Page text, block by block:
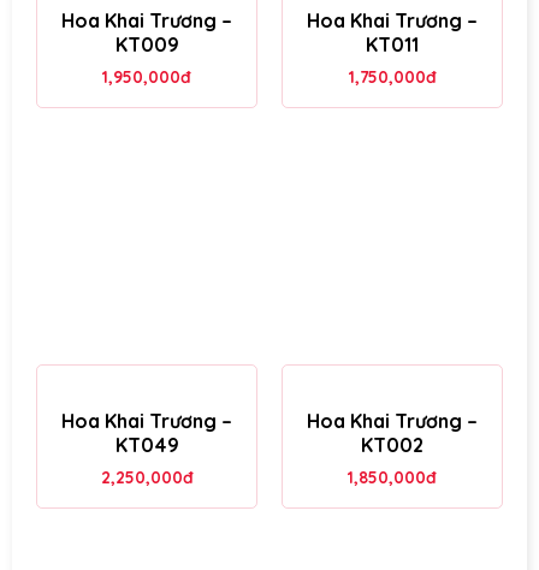
Hoa Khai Trương –
KT009
1,950,000đ
Hoa Khai Trương –
KT011
1,750,000đ
Hoa Khai Trương –
KT049
2,250,000đ
Hoa Khai Trương –
KT002
1,850,000đ